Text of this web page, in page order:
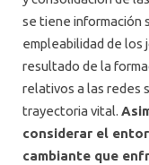
se tiene información
empleabilidad de
resultado de la
relativos a las redes
trayectoria vital.
considerar el
cambiante que